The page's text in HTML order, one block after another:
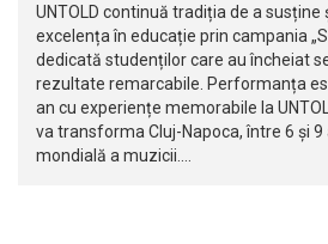
UNTOLD continuă tradiția de a susține
excelența în educație prin campania
dedicată studenților care au încheiat
rezultate remarcabile. Performanța
an cu experiențe memorabile la
va transforma Cluj-Napoca, între 6 și
mondială a muzicii.…